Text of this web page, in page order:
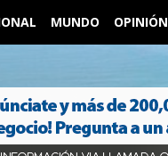
MUNDO OPINIÓN